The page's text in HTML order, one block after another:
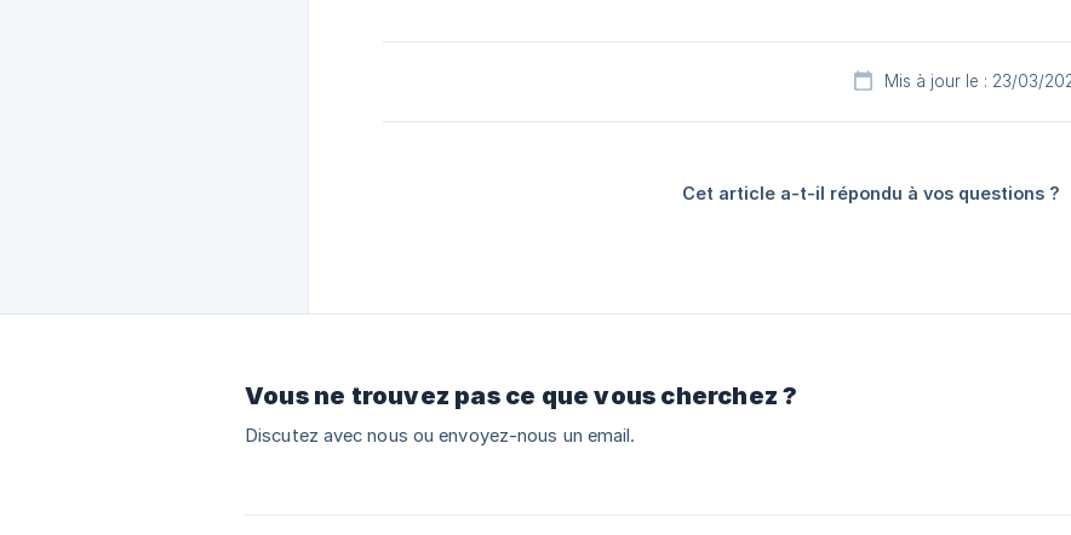
Mis à jour le : 23/03/
Cet article a-t-il répondu à vos questions ?
Vous ne trouvez pas ce que vous cherchez ?
Discutez avec nous ou envoyez-nous un email.